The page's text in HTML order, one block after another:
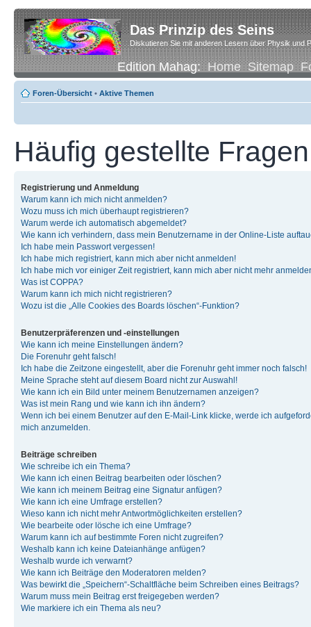
Das Prinzip des Seins
Diskutieren Sie mit anderen Lesern über Physik und
Edition Mahag:Home Sitemap
Foren-Übersicht • Aktive Themen
Häufig gestellte Fragen
Registrierung und Anmeldung
Warum kann ich mich nicht anmelden?
Wozu muss ich mich überhaupt registrieren?
Warum werde ich automatisch abgemeldet?
Wie kann ich verhindern, dass mein Benutzername in der Online-Liste
Ich habe mein Passwort vergessen!
Ich habe mich registriert, kann mich aber nicht anmelden!
Ich habe mich vor einiger Zeit registriert, kann mich aber nicht mehr
Was ist COPPA?
Warum kann ich mich nicht registrieren?
Wozu ist die „Alle Cookies des Boards löschen“-Funktion?
Benutzerpräferenzen und -einstellungen
Wie kann ich meine Einstellungen ändern?
Die Forenuhr geht falsch!
Ich habe die Zeitzone eingestellt, aber die Forenuhr geht immer noch falsch!
Meine Sprache steht auf diesem Board nicht zur Auswahl!
Wie kann ich ein Bild unter meinem Benutzernamen anzeigen?
Was ist mein Rang und wie kann ich ihn ändern?
Wenn ich bei einem Benutzer auf den E-Mail-Link klicke, werde ich
mich anzumelden.
Beiträge schreiben
Wie schreibe ich ein Thema?
Wie kann ich einen Beitrag bearbeiten oder löschen?
Wie kann ich meinem Beitrag eine Signatur anfügen?
Wie kann ich eine Umfrage erstellen?
Wieso kann ich nicht mehr Antwortmöglichkeiten erstellen?
Wie bearbeite oder lösche ich eine Umfrage?
Warum kann ich auf bestimmte Foren nicht zugreifen?
Weshalb kann ich keine Dateianhänge anfügen?
Weshalb wurde ich verwarnt?
Wie kann ich Beiträge den Moderatoren melden?
Was bewirkt die „Speichern“-Schaltfläche beim Schreiben eines Beitrags?
Warum muss mein Beitrag erst freigegeben werden?
Wie markiere ich ein Thema als neu?